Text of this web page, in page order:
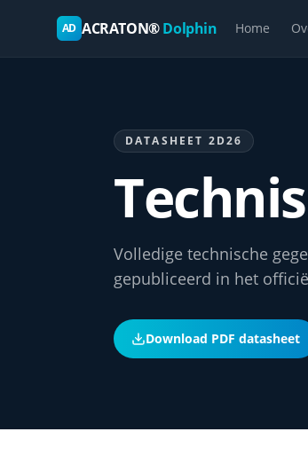
AD ACRATON®Dolphin Home
DATASHEET 2D26
Volledige technische
gepubliceerd in het
Download PDF datasheet